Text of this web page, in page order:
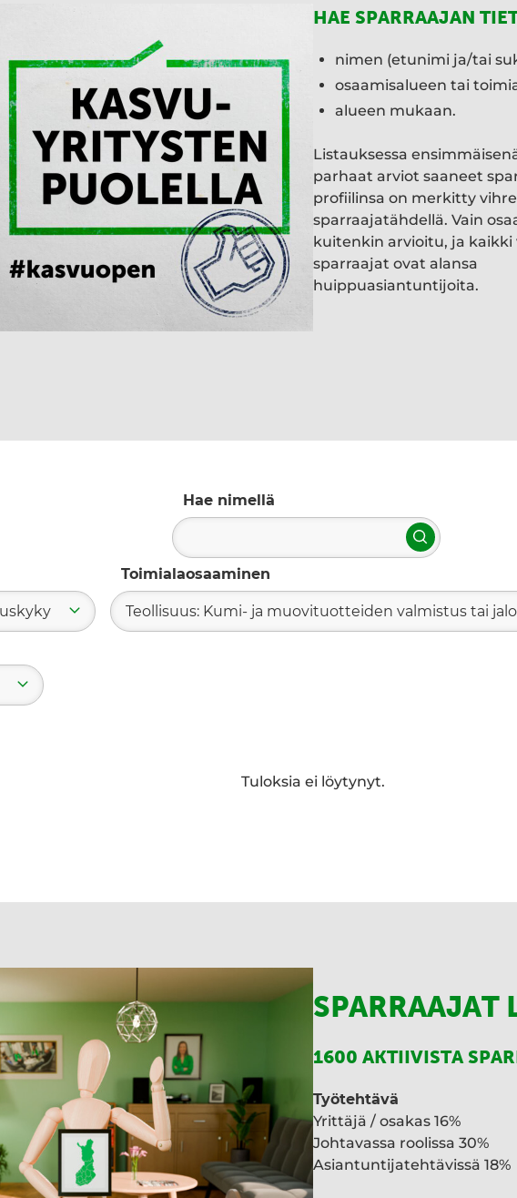
HAE SPARRAAJAN
nimen (etunimi ja/tai
osaamisalueen tai
alueen mukaan.
Listauksessa
parhaat arviot saaneet
profiilinsa on merkitty
sparraajatähdellä. Vain
kuitenkin arvioitu, ja
sparraajat ovat alansa
huippuasiantuntijoita.
Hae nimellä
Hae
Toimialaosaaminen
Teollisuus: Kumi- ja muovituotteiden valmistus tai
Tuloksia ei löytynyt.
SPARRAAJAT
1600 AKTIIVISTA
Työtehtävä
Yrittäjä / osakas 16%
Johtavassa roolissa 30%
Asiantuntijatehtävissä 18%